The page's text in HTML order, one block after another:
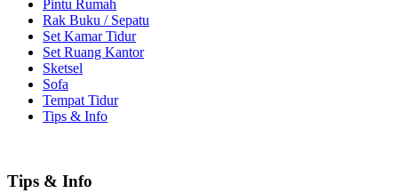
Pintu Rumah
Rak Buku / Sepatu
Set Kamar Tidur
Set Ruang Kantor
Sketsel
Sofa
Tempat Tidur
Tips & Info
Tips & Info